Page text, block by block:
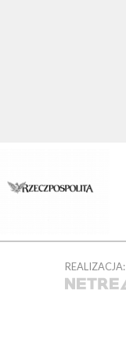
REALIZACJA: